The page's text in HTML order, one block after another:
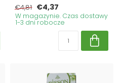
€4,81 €4,37
W magazynie. Czas dostawy
1-3 dni robocze